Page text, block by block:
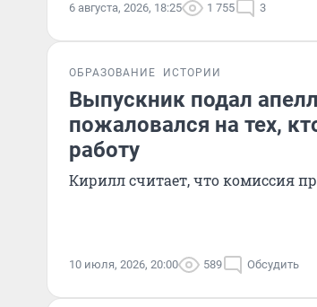
6 августа, 2026, 18:25 1 755 3
ОБРАЗОВАНИЕ ИСТОРИИ
Выпускник подал
пожаловался на тех,
работу
Кирилл считает, что комиссия
10 июля, 2026, 20:00 589 Обсудить